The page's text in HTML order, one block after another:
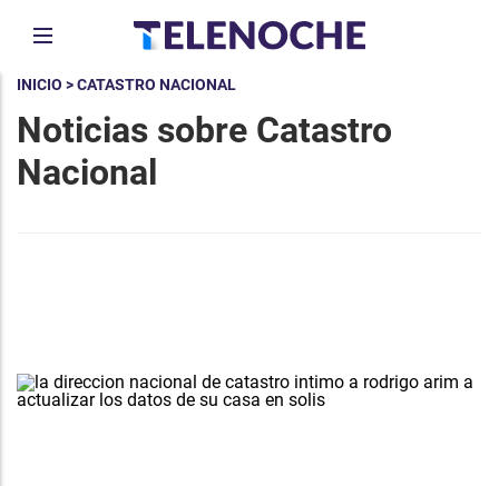
INICIO > CATASTRO NACIONAL
Noticias sobre Catastro
Nacional